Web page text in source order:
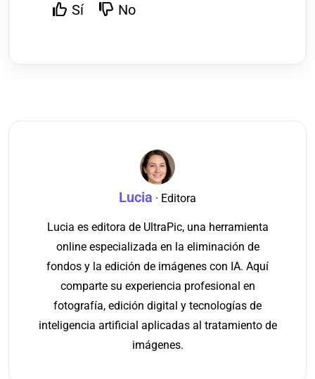
Sí No
Lucia · Editora
Lucia es editora de UltraPic, una herramienta
online especializada en la eliminación de
fondos y la edición de imágenes con IA. Aquí
comparte su experiencia profesional en
fotografía, edición digital y tecnologías de
inteligencia artificial aplicadas al tratamiento de
imágenes.